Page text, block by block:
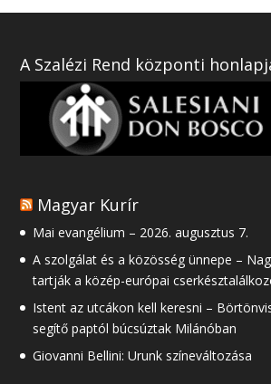
A Szalézi Rend központi
Magyar Kurír
Mai evangélium – 2026. augusztus 7.
A szolgálat és a közösség ünnepe –
tartják a közép-európai
Istent az utcákon kell keresni –
segítő paptól búcsúztak Milánóban
Giovanni Bellini: Urunk színeváltozása